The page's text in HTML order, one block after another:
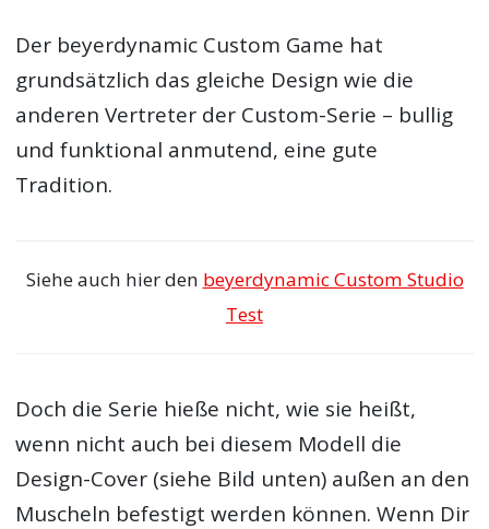
Der beyerdynamic Custom Game hat
grundsätzlich das gleiche Design wie die
anderen Vertreter der Custom-Serie – bullig
und funktional anmutend, eine gute
Tradition.
Siehe auch hier den beyerdynamic Custom Studio
Test
Doch die Serie hieße nicht, wie sie heißt,
wenn nicht auch bei diesem Modell die
Design-Cover (siehe Bild unten) außen an den
Muscheln befestigt werden können. Wenn Dir